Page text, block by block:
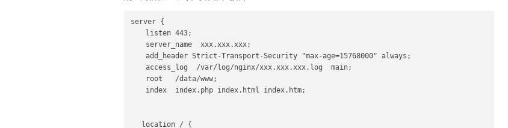
server {
    listen 443;
    server_name  xxx.xxx.xxx;
    add_header Strict-Transport-Security "max-age=15768000" always;
    access_log  /var/log/nginx/xxx.xxx.xxx.log  main;
    root   /data/www;
    index  index.php index.html index.htm;
   location / {